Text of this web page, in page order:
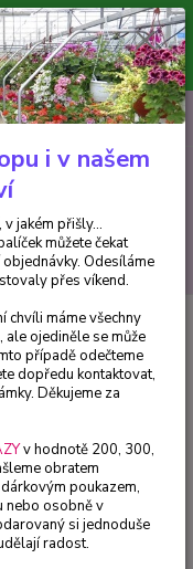
shopu je 300 Kč.
a balíček můžete čekat
Objednávky
přišly...
Hledat
0ks
za0 Kč
Bree, NL, 2004) - cena na
(Šl. P.van
na
i v našem
jakém přišly...
můžete čekat
Odesíláme
přes víkend.
chvíli máme všechny
ojediněle se může
případě odečteme
dopředu kontaktovat,
Děkujeme za
v hodnotě 200, 300,
obratem
poukazem,
nebo osobně v
si jednoduše
radost.